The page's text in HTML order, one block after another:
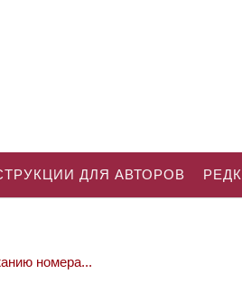
ДЛЯ АВТОРОВ
номера...